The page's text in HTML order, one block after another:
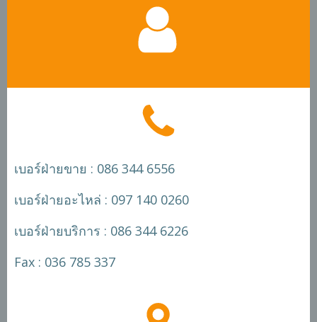
เบอร์ฝ่ายขาย : 086 344 6556
เบอร์ฝ่ายอะไหล่ : 097 140 0260
เบอร์ฝ่ายบริการ : 086 344 6226
Fax : 036 785 337